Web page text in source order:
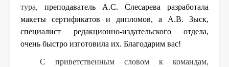
тура, преподаватель А.С. Слесарева разработала
макеты сертификатов и дипломов, а А.В. Зыск,
специалист редакционно-издательского отдела,
очень быстро изготовила их. Благодарим вас!
С приветственным словом к командам,